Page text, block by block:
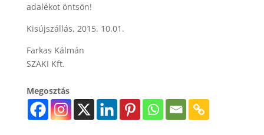
adalékot öntsön!
Kisújszállás, 2015. 10.01.
Farkas Kálmán
SZAKI Kft.
Megosztás